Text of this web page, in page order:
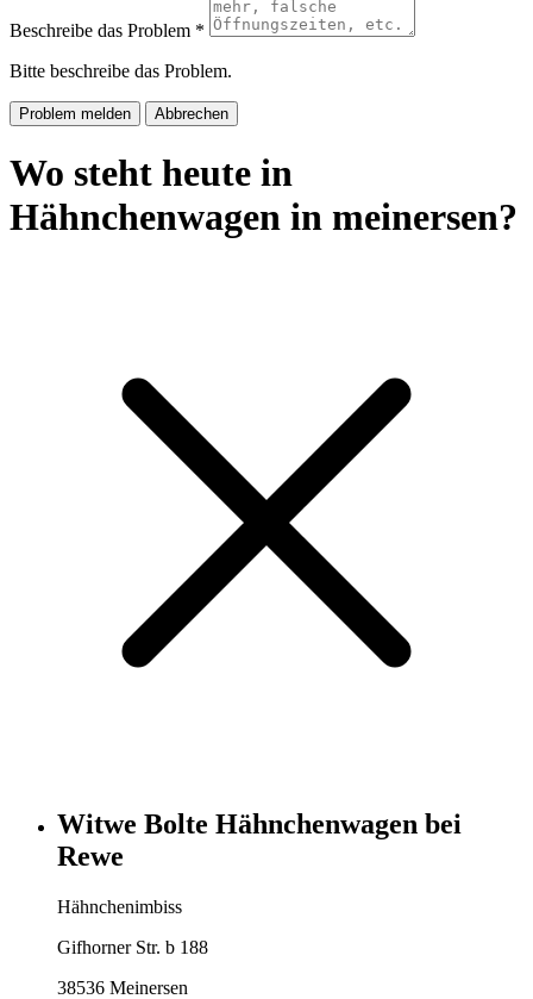
Beschreibe das Problem *
Bitte beschreibe das Problem.
Problem melden Abbrechen
Wo steht heute in
Hähnchenwagen in meinersen?
Witwe Bolte Hähnchenwagen bei
Rewe
Hähnchenimbiss
Gifhorner Str. b 188
38536 Meinersen